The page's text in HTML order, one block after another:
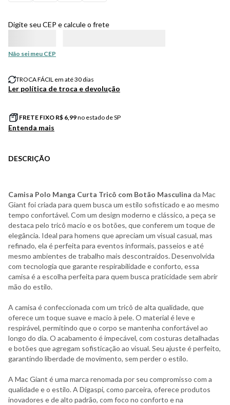
Digite seu CEP e calcule o frete
Não sei meu CEP
TROCA FÁCIL em até 30 dias
Ler política de troca e devolução
FRETE FIXO R$ 6,99no estado de SP
Entenda mais
DESCRIÇÃO
Camisa Polo Manga Curta Tricô com Botão Masculina da Mac
Giant foi criada para quem busca um estilo sofisticado e ao mesmo
tempo confortável. Com um design moderno e clássico, a peça se
destaca pelo tricô macio e os botões, que conferem um toque de
elegância. Ideal para homens que apreciam um visual casual, mas
refinado, ela é perfeita para eventos informais, passeios e até
mesmo ambientes de trabalho mais descontraídos. Desenvolvida
com tecnologia que garante respirabilidade e conforto, essa
camisa é a escolha perfeita para quem busca praticidade sem abrir
mão do estilo.
A camisa é confeccionada com um tricô de alta qualidade, que
oferece um toque suave e macio à pele. O material é leve e
respirável, permitindo que o corpo se mantenha confortável ao
longo do dia. O acabamento é impecável, com costuras detalhadas
e botões que agregam sofisticação ao visual. Seu ajuste é perfeito,
garantindo liberdade de movimento, sem perder o estilo.
A Mac Giant é uma marca renomada por seu compromisso com a
qualidade e o estilo. A Digaspi, como parceira, oferece produtos
inovadores e de alto padrão, com foco no conforto e na